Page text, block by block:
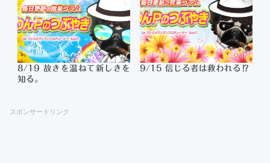
8/19 故きを温ねて新しきを
知る。
9/15 信じる者は救われる⁉
スポンサードリンク